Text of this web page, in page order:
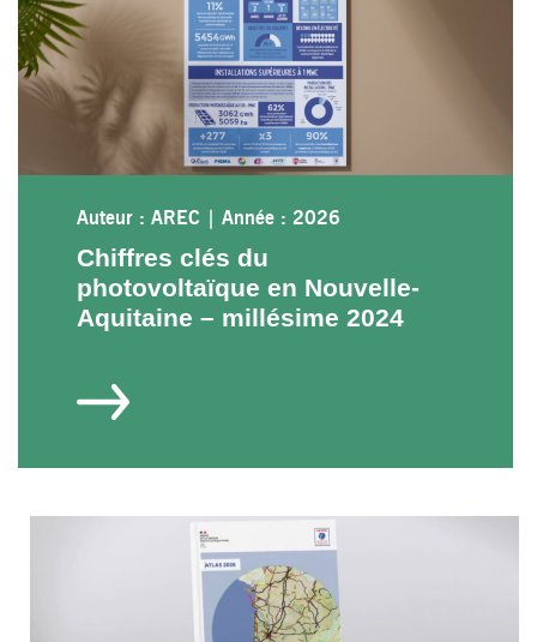
Auteur : AREC | Année : 2026
Chiffres clés du
photovoltaïque en Nouvelle-
Aquitaine – millésime 2024